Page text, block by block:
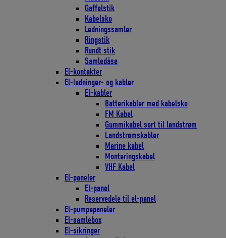
Gaffelstik
Kabelsko
Ledningssamler
Ringstik
Rundt stik
Samledåse
El-kontakter
El-ledninger- og kabler
El-kabler
Batterikabler med kabelsko
FM Kabel
Gummikabel sort til landstrøm
Landstrømskabler
Marine kabel
Monteringskabel
VHF Kabel
El-paneler
El-panel
Reservedele til el-panel
El-pumpepaneler
El-samlebox
El-sikringer